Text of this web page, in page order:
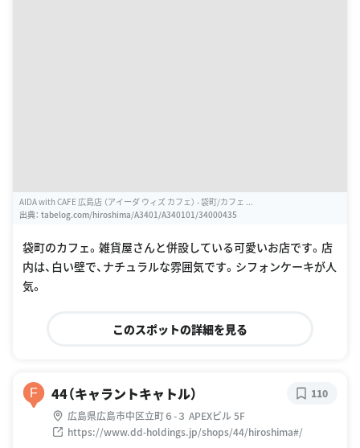
AIDA with CAFE 広島店 （アイーダ ウィズ カフェ） - 袋町/カフェ ...
出典： tabelog.com/hiroshima/A3401/A340101/34000435
袋町のカフェ。雑貨屋さんと併設している可愛いお店です。店
内は、白い壁で、ナチュラルな雰囲気です。シフォンケーキが人
気。
このスポットの詳細を見る
F 44（キャラントキャトル）
広島県広島市中区立町６-３ APEXビル 5F
https://www.dd-holdings.jp/shops/44/hiroshima#/
110